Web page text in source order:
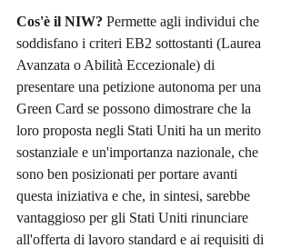
Cos'è il NIW? Permette agli individui che
soddisfano i criteri EB2 sottostanti (Laurea
Avanzata o Abilità Eccezionale) di
presentare una petizione autonoma per una
Green Card se possono dimostrare che la
loro proposta negli Stati Uniti ha un merito
sostanziale e un'importanza nazionale, che
sono ben posizionati per portare avanti
questa iniziativa e che, in sintesi, sarebbe
vantaggioso per gli Stati Uniti rinunciare
all'offerta di lavoro standard e ai requisiti di